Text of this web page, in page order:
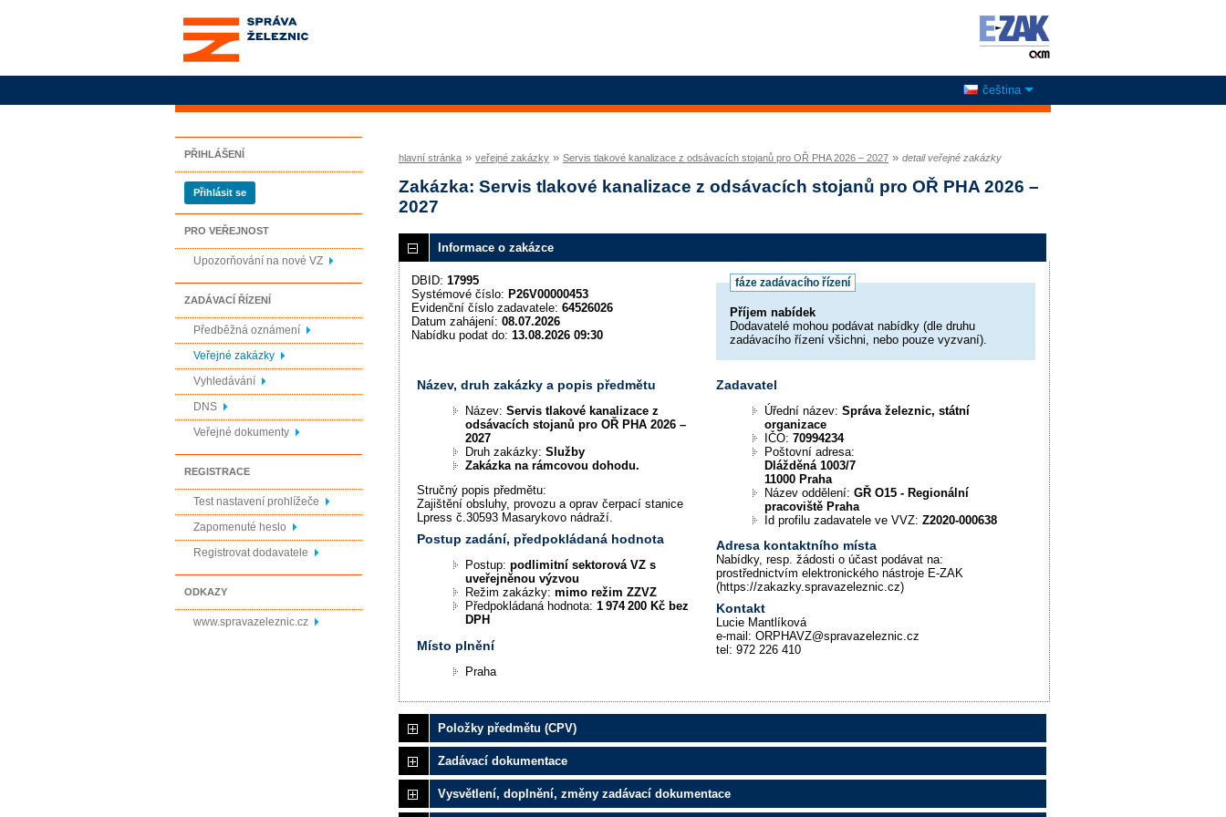
Správa železnic, státní
organizace
čeština
PŘIHLÁŠENÍ
Přihlásit se
PRO VEŘEJNOST
Upozorňování na nové VZ
ZADÁVACÍ ŘÍZENÍ
Předběžná oznámení
Veřejné zakázky
Vyhledávání
DNS
Veřejné dokumenty
REGISTRACE
Test nastavení prohlížeče
Zapomenuté heslo
Registrovat dodavatele
ODKAZY
www.spravazeleznic.cz
hlavní stránka » veřejné zakázky » Servis tlakové kanalizace z odsávacích stojanů pro OŘ PHA 2026 – 2027 » detail veřejné zakázky
Zakázka: Servis tlakové kanalizace z odsávacích stojanů pro OŘ PHA 2026 –
2027
Informace o zakázce
fáze zadávacího řízení
Příjem nabídek
Dodavatelé mohou podávat nabídky (dle druhu
zadávacího řízení všichni, nebo pouze vyzvaní).
DBID: 17995
Systémové číslo: P26V00000453
Evidenční číslo zadavatele: 64526026
Datum zahájení: 08.07.2026
Nabídku podat do: 13.08.2026 09:30
Název, druh zakázky a popis předmětu
Název:Servis tlakové kanalizace z
odsávacích stojanů pro OŘ PHA 2026 –
2027
Druh zakázky:Služby
Zakázka na rámcovou dohodu.
Stručný popis předmětu:
Zajištění obsluhy, provozu a oprav čerpací stanice
Lpress č.30593 Masarykovo nádraží.
Postup zadání, předpokládaná hodnota
Postup:podlimitní sektorová VZ s
uveřejněnou výzvou
Režim zakázky:mimo režim ZZVZ
Předpokládaná hodnota:1 974 200 Kč bez
DPH
Místo plnění
Praha
Zadavatel
Úřední název:Správa železnic, státní
organizace
IČO:70994234
Poštovní adresa:
Dlážděná 1003/7
11000 Praha
Název oddělení:GŘ O15 - Regionální
pracoviště Praha
Id profilu zadavatele ve VVZ:Z2020-000638
Adresa kontaktního místa
Nabídky, resp. žádosti o účast podávat na:
prostřednictvím elektronického nástroje E-ZAK
(https://zakazky.spravazeleznic.cz)
Kontakt
Lucie Mantlíková
e-mail: ORPHAVZ@spravazeleznic.cz
tel: 972 226 410
Položky předmětu (CPV)
Zadávací dokumentace
Vysvětlení, doplnění, změny zadávací dokumentace